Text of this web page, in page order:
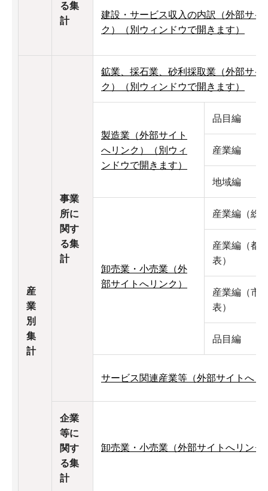
る集
計
建設・サービス収入の内訳（外部サイ
ク）（別ウィンドウで開きます）
産
業
別
集
計
事業
所に
関す
る集
計
鉱業、採石業、砂利採取業（外部サイ
ク）（別ウィンドウで開きます）
製造業（外部サイト
へリンク）（別ウィ
ンドウで開きます）
品目編
産業編
地域編
卸売業・小売業（外
部サイトへリンク）
産業編（総
産業編（都
表）
産業編（市
表）
品目編
サービス関連産業等（外部サイトへリ
企業
等に
関す
る集
計
卸売業・小売業（外部サイトへリンク